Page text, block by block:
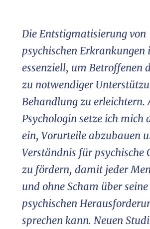
Die Entstigmatisierung von
psychischen Erkrankungen
essenziell, um Betroffenen
zu notwendiger
Behandlung zu erleichtern.
Psychologin setze ich mich
ein, Vorurteile abzubauen
Verständnis für psychische
zu fördern, damit jeder
und ohne Scham über seine
psychischen
sprechen kann. Neuen